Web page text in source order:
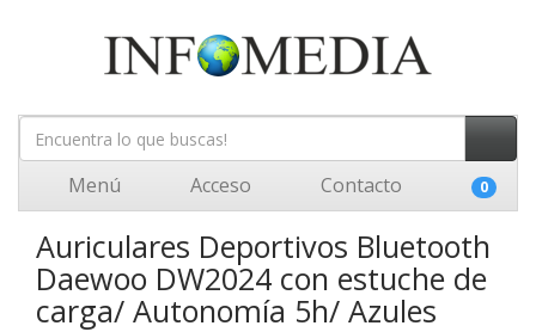
Menú Acceso Contacto 0
Auriculares Deportivos Bluetooth
Daewoo DW2024 con estuche de
carga/ Autonomía 5h/ Azules